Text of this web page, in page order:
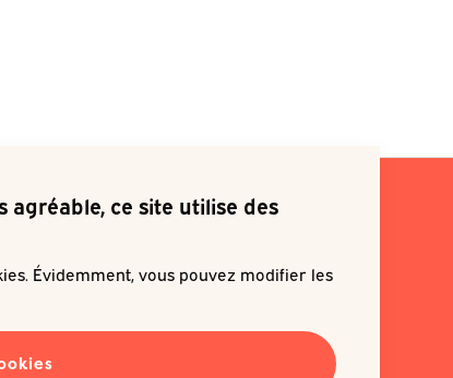
à une newsletter
ce site utilise des
Évidemment, vous pouvez modifier les